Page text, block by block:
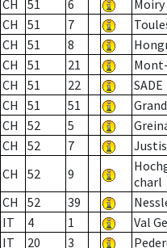
CH 51 6 Moiry
CH
51 7
CH
51 8
CH
51 21
CH
51 22 SADE
CH
51 51
CH
52 5
CH
52 7
CH
52 9
charl
CH
52 39
IT
4 1 Val
IT
20 3